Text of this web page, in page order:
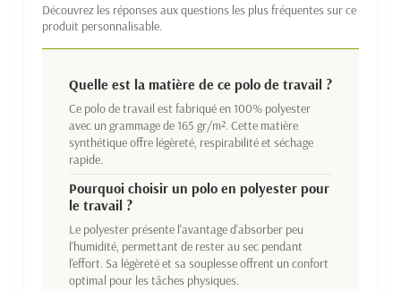
Découvrez les réponses aux questions les plus fréquentes sur ce
produit personnalisable.
Quelle est la matière de ce polo de travail ?
Ce polo de travail est fabriqué en 100% polyester
avec un grammage de 165 gr/m². Cette matière
synthétique offre légèreté, respirabilité et séchage
rapide.
Pourquoi choisir un polo en polyester pour
le travail ?
Le polyester présente l'avantage d'absorber peu
l'humidité, permettant de rester au sec pendant
l'effort. Sa légèreté et sa souplesse offrent un confort
optimal pour les tâches physiques.